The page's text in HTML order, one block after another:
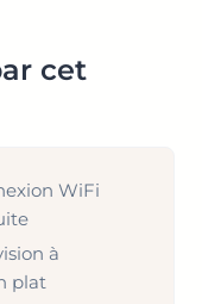
cet
WiFi
à
plat